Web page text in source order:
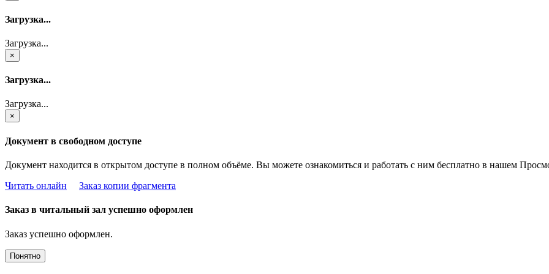
Загрузка...
Загрузка...
×
Загрузка...
Загрузка...
×
Документ в свободном доступе
Документ находится в открытом доступе в полном объёме. Вы можете ознакомиться и работать с ним бесплатно в нашем
Читать онлайн
Заказ копии фрагмента
Заказ в читальный зал успешно оформлен
Заказ успешно оформлен.
Понятно